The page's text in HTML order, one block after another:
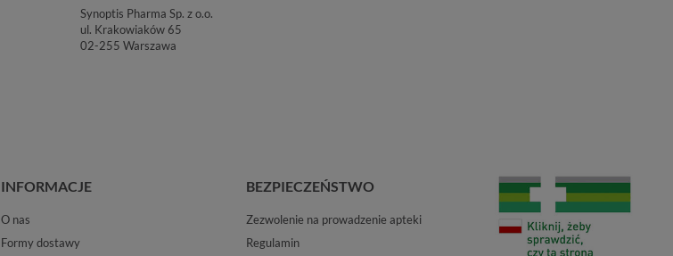
Synoptis Pharma Sp. z o.o.
ul. Krakowiaków 65
02-255 Warszawa
INFORMACJE
O nas
Formy dostawy
BEZPIECZEŃSTWO
Zezwolenie na prowadzenie apteki
Regulamin